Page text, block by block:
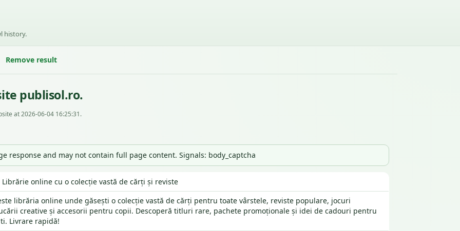
history.
Remove result
publisol.ro.
at 2026-06-04 16:25:31.
response and may not contain full page content. Signals: body_captcha
online cu o colecție vastă de cărți și reviste
librăria online unde găsești o colecție vastă de cărți pentru toate vârstele, reviste populare, jocuri
creative și accesorii pentru copii. Descoperă titluri rare, pachete promoționale și idei de cadouri pentru
Livrare rapidă!